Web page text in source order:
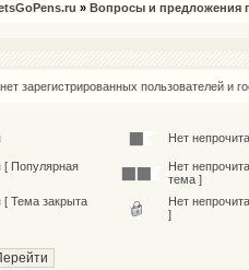
» Вопросы и предложения
зарегистрированных пользователей и
Нет
[ Популярная
Нет
тема ]
Тема закрыта
Нет
]